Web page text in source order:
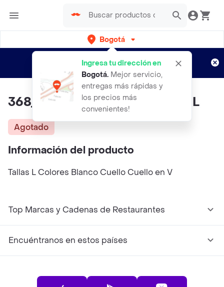
Bogotá
Ingresa tu dirección en
Bogotá. Mejor servicio,
entregas más rápidas y
los precios más
convenientes!
envíos gratis por semanas
Aplican TyC
368_Atari Blanco -Cuello en V- L
Agotado
Información del producto
Tallas L Colores Blanco Cuello Cuello en V
Top Marcas y Cadenas de Restaurantes
Encuéntranos en estos países